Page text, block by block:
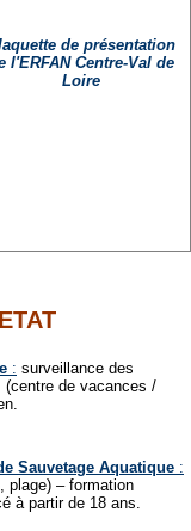
de présentation
l'ERFAN Centre-Val de
Loire
: surveillance des
(centre de vacances /
Sauvetage Aquatique :
plage) – formation
à partir de 18 ans.